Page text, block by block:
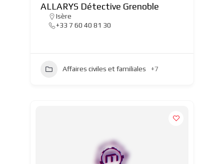
ALLARYS Détective Grenoble
Isère
+33 7 60 40 81 30
Affaires civiles et familiales +7